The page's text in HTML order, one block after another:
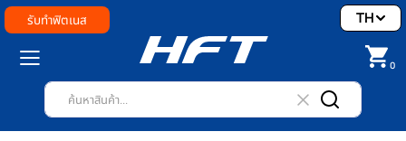
รับทำฟิตเนส
0
TH